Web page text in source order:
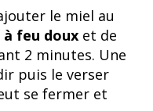
le miel au
à feu doux et de
2 minutes. Une
puis le verser
se fermer et